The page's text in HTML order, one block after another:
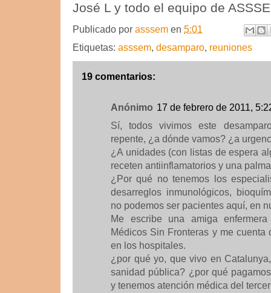
José L y todo el equipo de
Publicado por asssem en 5:01
Etiquetas: asssem, desamparo, reuniones
19 comentarios:
Anónimo 17 de febrero de 2011,
Sí, todos vivimos este
repente, ¿a dónde vamos? ¿a
¿A unidades (con listas de espera
receten antiinflamatorios y una
¿Por qué no tenemos los
desarreglos inmunológicos,
no podemos ser pacientes aquí, en
Me escribe una amiga
Médicos Sin Fronteras y me
en los hospitales.
¿por qué yo, que vivo en
sanidad pública? ¿por qué
y tenemos atención médica del